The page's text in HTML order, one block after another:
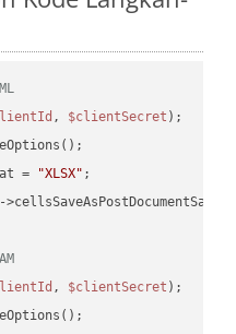
, $clientSecret
= "XLSX"
-
, $clientSecret